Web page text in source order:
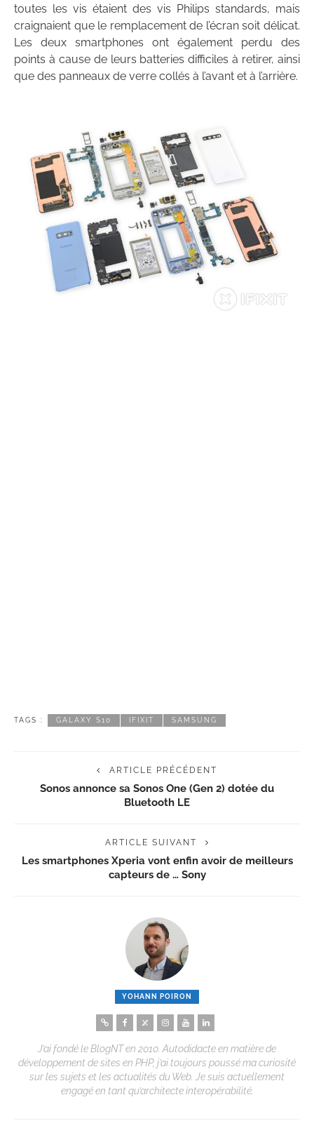
toutes les vis étaient des vis Philips standards, mais
craignaient que le remplacement de l’écran soit délicat.
Les deux smartphones ont également perdu des
points à cause de leurs batteries difficiles à retirer, ainsi
que des panneaux de verre collés à l’avant et à l’arrière.
TAGS : GALAXY S10 IFIXIT SAMSUNG
ARTICLE PRÉCÉDENT
Sonos annonce sa Sonos One (Gen 2) dotée du
Bluetooth LE
ARTICLE SUIVANT
Les smartphones Xperia vont enfin avoir de meilleurs
capteurs de … Sony
YOHANN POIRON
J’ai fondé le BlogNT en 2010. Autodidacte en matière de
développement de sites en PHP, j’ai toujours poussé ma curiosité
sur les sujets et les actualités du Web. Je suis actuellement
engagé en tant qu’architecte interopérabilité.